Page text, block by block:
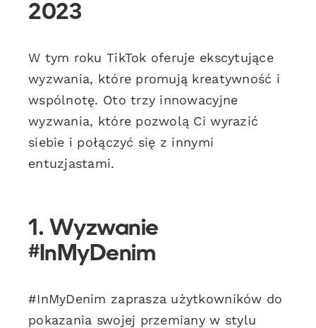
2023
W tym roku TikTok oferuje ekscytujące
wyzwania, które promują kreatywność i
wspólnotę. Oto trzy innowacyjne
wyzwania, które pozwolą Ci wyrazić
siebie i połączyć się z innymi
entuzjastami.
1. Wyzwanie
#InMyDenim
#InMyDenim zaprasza użytkowników do
pokazania swojej przemiany w stylu